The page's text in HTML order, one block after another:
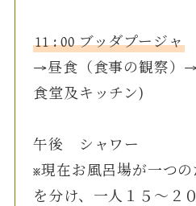
11 : 00 ブッダプージャ
→昼食（食事の観察）
食堂及キッチン)
午後 シャワー
※現在お風呂場が一つ
を分け、一人１５〜２